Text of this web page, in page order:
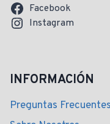
Facebook
Instagram
INFORMACIÓN
Preguntas Frecuentes